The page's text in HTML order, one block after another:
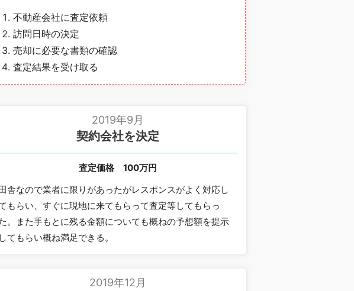
不動産会社に査定依頼
訪問日時の決定
売却に必要な書類の確認
査定結果を受け取る
2019年9月
契約会社を決定
査定価格
100万円
舎なので業者に限りがあったがレスポンスがよく対応し
もらい、すぐに現地に来てもらって査定等してもらっ
。また手もとに残る金額についても概ねの予想額を提示
してもらい概ね満足できる。
2019年12月